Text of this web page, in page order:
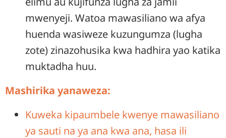
mwenyeji. Watoa mawasiliano wa afya
huenda wasiweze kuzungumza (lugha
zote) zinazohusika kwa hadhira yao katika
muktadha huu.
Mashirika yanaweza:
Kuweka kipaumbele kwenye mawasiliano
ya sauti na ya ana kwa ana, hasa ili